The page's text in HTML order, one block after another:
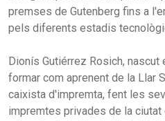
premses de Gutenberg fins a
pels diferents estadis
Dionís Gutiérrez Rosich, nascut
formar com aprenent de la Llar
caixista d'impremta, fent les
impremtes privades de la